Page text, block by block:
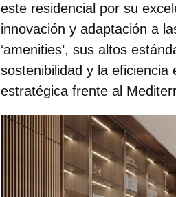
este residencial por su
innovación y adaptación a
‘amenities’, sus altos
sostenibilidad y la eficiencia
estratégica frente al